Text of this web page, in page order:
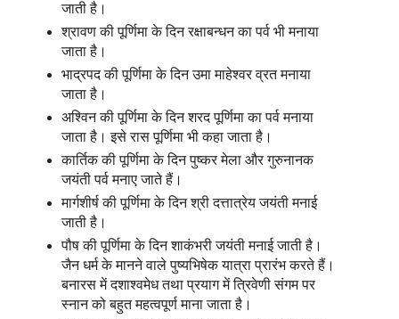
जाती है।
श्रावण की पूर्णिमा के दिन रक्षाबन्धन का पर्व भी मनाया
जाता है।
भाद्रपद की पूर्णिमा के दिन उमा माहेश्वर व्रत मनाया
जाता है।
अश्विन की पूर्णिमा के दिन शरद पूर्णिमा का पर्व मनाया
जाता है। इसे रास पूर्णिमा भी कहा जाता है।
कार्तिक की पूर्णिमा के दिन पुष्कर मेला और गुरुनानक
जयंती पर्व मनाए जाते हैं।
मार्गशीर्ष की पूर्णिमा के दिन श्री दत्तात्रेय जयंती मनाई
जाती है।
पौष की पूर्णिमा के दिन शाकंभरी जयंती मनाई जाती है।
जैन धर्म के मानने वाले पुष्यभिषेक यात्रा प्रारंभ करते हैं।
बनारस में दशाश्वमेध तथा प्रयाग में त्रिवेणी संगम पर
स्नान को बहुत महत्वपूर्ण माना जाता है।